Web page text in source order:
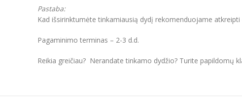
Pastaba:
Kad išsirinktumėte tinkamiausią dydį rekomenduojame
Pagaminimo terminas – 2-3 d.d.
Reikia greičiau? Nerandate tinkamo dydžio? Turite papildomų